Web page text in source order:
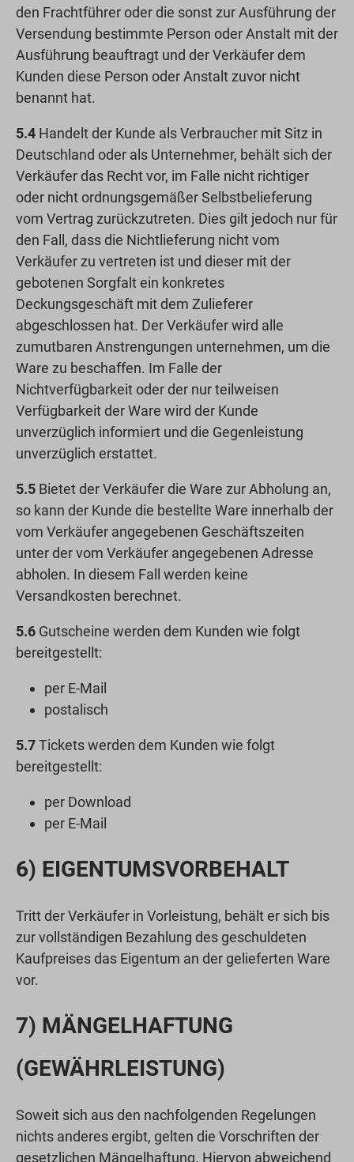
den Frachtführer oder die sonst zur Ausführung der
Versendung bestimmte Person oder Anstalt mit der
Ausführung beauftragt und der Verkäufer dem
Kunden diese Person oder Anstalt zuvor nicht
benannt hat.
5.4 Handelt der Kunde als Verbraucher mit Sitz in
Deutschland oder als Unternehmer, behält sich der
Verkäufer das Recht vor, im Falle nicht richtiger
oder nicht ordnungsgemäßer Selbstbelieferung
vom Vertrag zurückzutreten. Dies gilt jedoch nur für
den Fall, dass die Nichtlieferung nicht vom
Verkäufer zu vertreten ist und dieser mit der
gebotenen Sorgfalt ein konkretes
Deckungsgeschäft mit dem Zulieferer
abgeschlossen hat. Der Verkäufer wird alle
zumutbaren Anstrengungen unternehmen, um die
Ware zu beschaffen. Im Falle der
Nichtverfügbarkeit oder der nur teilweisen
Verfügbarkeit der Ware wird der Kunde
unverzüglich informiert und die Gegenleistung
unverzüglich erstattet.
5.5 Bietet der Verkäufer die Ware zur Abholung an,
so kann der Kunde die bestellte Ware innerhalb der
vom Verkäufer angegebenen Geschäftszeiten
unter der vom Verkäufer angegebenen Adresse
abholen. In diesem Fall werden keine
Versandkosten berechnet.
5.6 Gutscheine werden dem Kunden wie folgt
bereitgestellt:
per E-Mail
postalisch
5.7Tickets werden dem Kunden wie folgt
bereitgestellt:
per Download
per E-Mail
6) EIGENTUMSVORBEHALT
Tritt der Verkäufer in Vorleistung, behält er sich bis
zur vollständigen Bezahlung des geschuldeten
Kaufpreises das Eigentum an der gelieferten Ware
vor.
7) MÄNGELHAFTUNG
(GEWÄHRLEISTUNG)
Soweit sich aus den nachfolgenden Regelungen
nichts anderes ergibt, gelten die Vorschriften der
gesetzlichen Mängelhaftung. Hiervon abweichend